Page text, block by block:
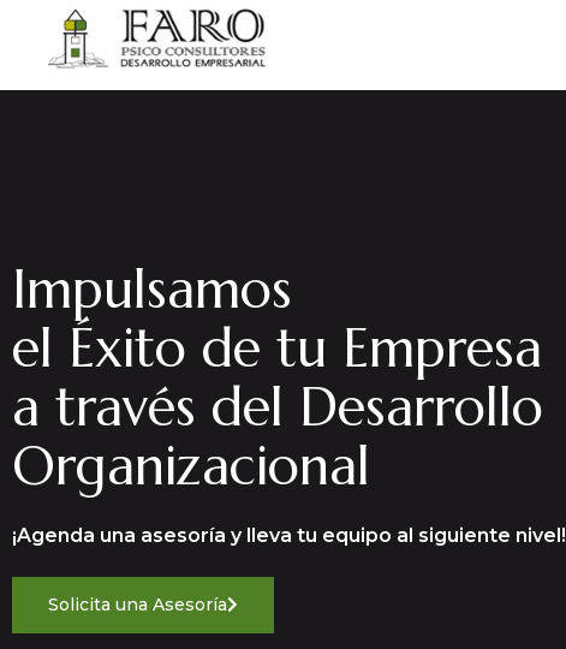
Impulsamos
el Éxito de tu Empresa
a través del Desarrollo
Organizacional
¡Agenda una asesoría y lleva tu equipo al siguiente nivel!
Solicita una Asesoría